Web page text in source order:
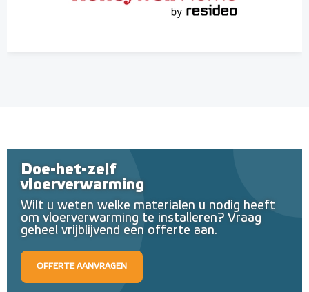
Doe-het-zelf
vloerverwarming
Wilt u weten welke materialen u nodig heeft
om vloerverwarming te installeren? Vraag
geheel vrijblijvend een offerte aan.
OFFERTE AANVRAGEN